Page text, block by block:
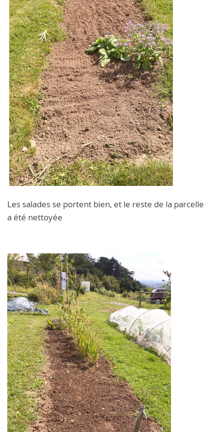
Les salades se portent bien, et le reste de la parcelle
a été nettoyée